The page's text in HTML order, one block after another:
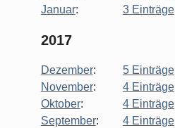
Januar: 3 Einträge
2017
Dezember:
5 Einträge
November:
4 Einträge
Oktober:
4 Einträge
September:
4 Einträge